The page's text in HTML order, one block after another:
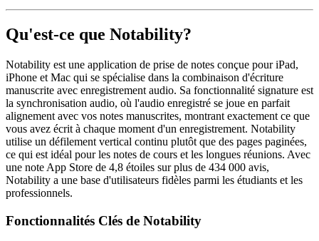
Qu'est-ce que Notability?
Notability est une application de prise de notes conçue pour iPad,
iPhone et Mac qui se spécialise dans la combinaison d'écriture
manuscrite avec enregistrement audio. Sa fonctionnalité signature est
la synchronisation audio, où l'audio enregistré se joue en parfait
alignement avec vos notes manuscrites, montrant exactement ce que
vous avez écrit à chaque moment d'un enregistrement. Notability
utilise un défilement vertical continu plutôt que des pages paginées,
ce qui est idéal pour les notes de cours et les longues réunions. Avec
une note App Store de 4,8 étoiles sur plus de 434 000 avis,
Notability a une base d'utilisateurs fidèles parmi les étudiants et les
professionnels.
Fonctionnalités Clés de Notability